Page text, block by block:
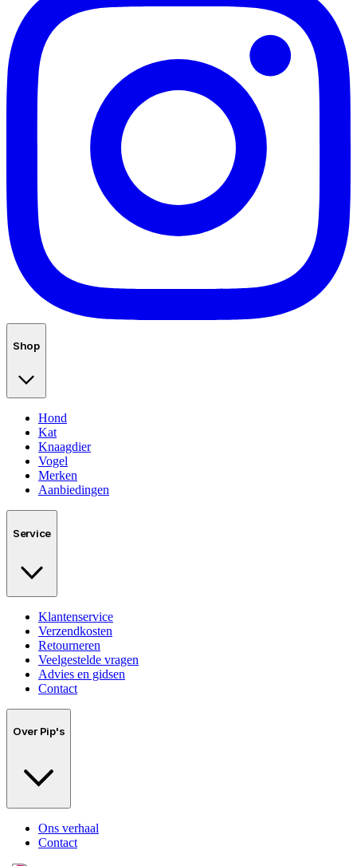
Shop
Hond
Kat
Knaagdier
Vogel
Merken
Aanbiedingen
Service
Klantenservice
Verzendkosten
Retourneren
Veelgestelde vragen
Advies en gidsen
Contact
Over Pip's
Ons verhaal
Contact